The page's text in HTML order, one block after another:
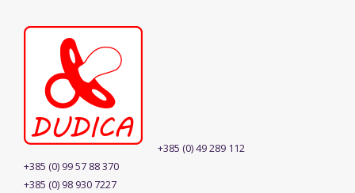
+385 (0) 49 289 112
+385 (0) 99 57 88 370
+385 (0) 98 930 7227